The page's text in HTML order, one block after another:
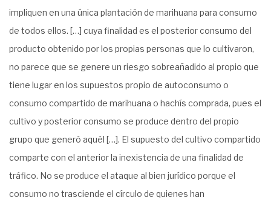
impliquen en una única plantación de marihuana para consumo
de todos ellos. […] cuya finalidad es el posterior consumo del
producto obtenido por los propias personas que lo cultivaron,
no parece que se genere un riesgo sobreañadido al propio que
tiene lugar en los supuestos propio de autoconsumo o
consumo compartido de marihuana o hachís comprada, pues el
cultivo y posterior consumo se produce dentro del propio
grupo que generó aquél […]. El supuesto del cultivo compartido
comparte con el anterior la inexistencia de una finalidad de
tráfico. No se produce el ataque al bien jurídico porque el
consumo no trasciende el círculo de quienes han